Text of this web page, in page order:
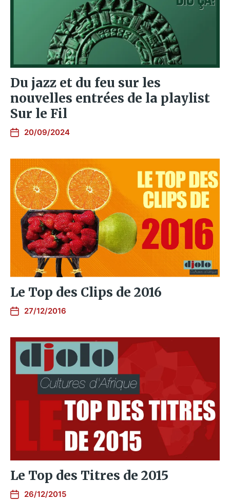
Du jazz et du feu sur les
nouvelles entrées de la playlist
Sur le Fil
20/09/2024
Le Top des Clips de 2016
27/12/2016
Le Top des Titres de 2015
26/12/2015